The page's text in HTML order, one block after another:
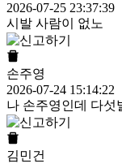
2026-07-25 23:37:39
시발 사람이 없노
손주영
2026-07-24 15:14:22
나 손주영인데 다섯
김민건